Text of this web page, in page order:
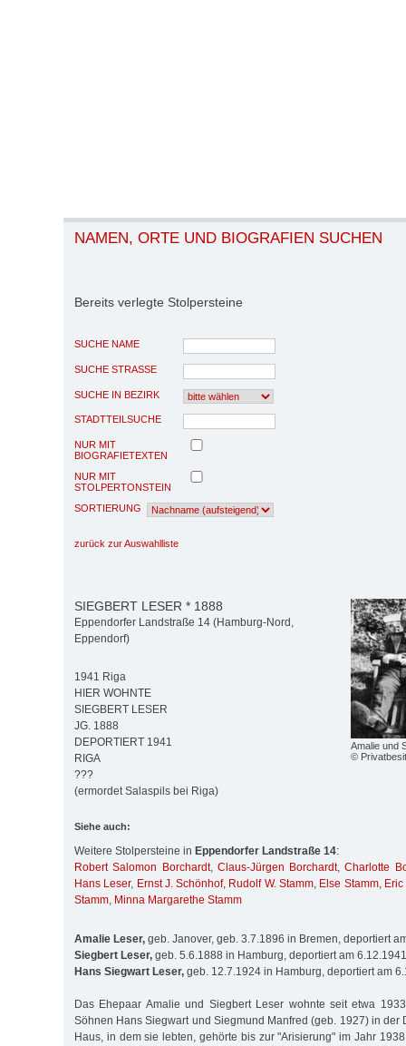
NAMEN, ORTE UND BIOGRAFIEN SUCHEN
Bereits verlegte Stolpersteine
SUCHE NAME
SUCHE STRASSE
SUCHE IN BEZIRK
STADTTEILSUCHE
NUR MIT
BIOGRAFIETEXTEN
NUR MIT
STOLPERTONSTEIN
SORTIERUNG
zurück zur Auswahlliste
Amalie und
©
SIEGBERT LESER * 1888
Eppendorfer Landstraße 14 (Hamburg-Nord,
Eppendorf)
1941 Riga
HIER WOHNTE
SIEGBERT LESER
JG. 1888
DEPORTIERT 1941
RIGA
???
(ermordet Salaspils bei Riga)
Siehe auch:
Weitere Stolpersteine in Eppendorfer Landstraße 14:
Robert Salomon Borchardt, Claus-Jürgen Borchardt,Charlotte
Hans Leser, Ernst J. Schönhof, Rudolf W. Stamm, Else Stamm,
Stamm, Minna Margarethe Stamm
Amalie Leser, geb. Janover, geb. 3.7.1896 in Bremen, deportiert
Siegbert Leser, geb. 5.6.1888 in Hamburg, deportiert am
Hans Siegwart Leser, geb. 12.7.1924 in Hamburg, deportiert am
Das Ehepaar Amalie und Siegbert Leser wohnte seit etwa
Söhnen Hans Siegwart und Siegmund Manfred (geb. 1927) in der
Haus, in dem sie lebten, gehörte bis zur "Arisierung" im Jahr